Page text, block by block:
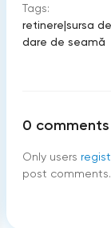
Tags:
retinere|sursa
dare de seamă
0 comments
Only users
post comments.